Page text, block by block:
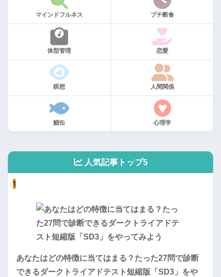
マインドフルネス プチ断食
体型管理 恋愛
瞑想 人間関係
鯖缶 心理学
人気記事トップ5
1
あなたはどの特徴に当てはまる？たった27問で診断
できるダークトライアドテスト短縮版「SD3」をや